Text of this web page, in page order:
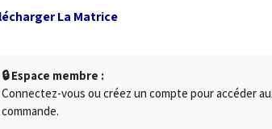
La Matrice
🔒 Espace membre :
Connectez-vous ou créez un compte pour accéder
commande.